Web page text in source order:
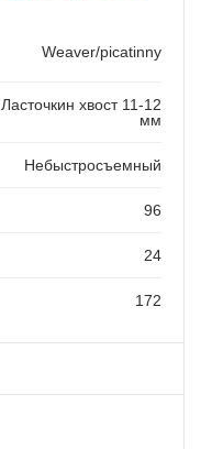
Weaver/picatinny
Ласточкин хвост 11-12
мм
Небыстросъемный
96
24
172